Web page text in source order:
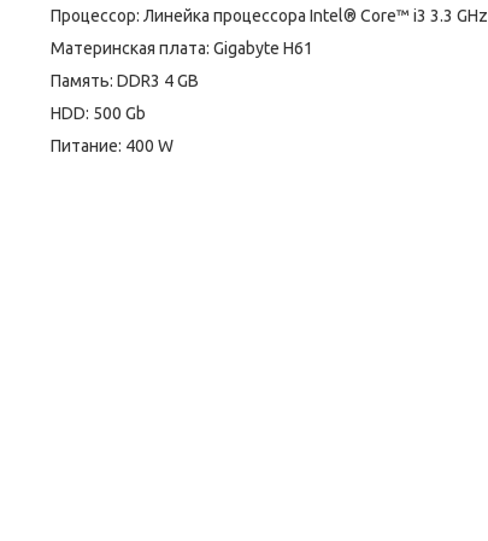
Процессор: Линейка процессора Intel® Core™ i3 3.3 GHz
Материнская плата: Gigabyte H61
Память: DDR3 4 GB
HDD: 500 Gb
Питание: 400 W